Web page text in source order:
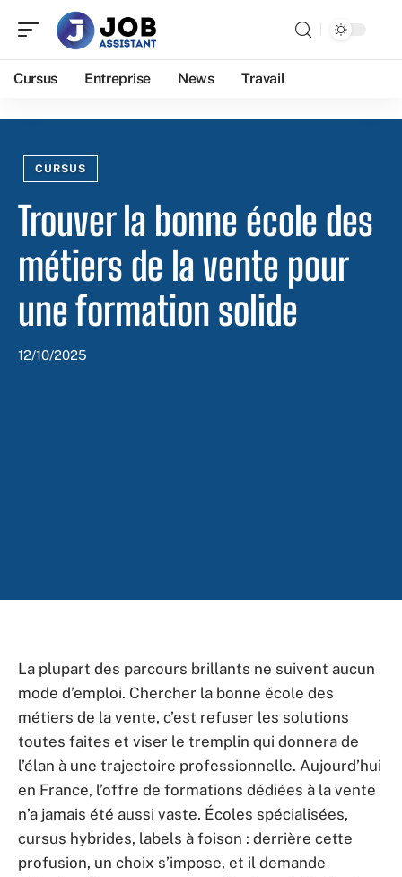
Cursus Entreprise News Travail
CURSUS
Trouver la bonne école des
métiers de la vente pour
une formation solide
12/10/2025
La plupart des parcours brillants ne suivent aucun
mode d’emploi. Chercher la bonne école des
métiers de la vente, c’est refuser les solutions
toutes faites et viser le tremplin qui donnera de
l’élan à une trajectoire professionnelle. Aujourd’hui
en France, l’offre de formations dédiées à la vente
n’a jamais été aussi vaste. Écoles spécialisées,
cursus hybrides, labels à foison : derrière cette
profusion, un choix s’impose, et il demande